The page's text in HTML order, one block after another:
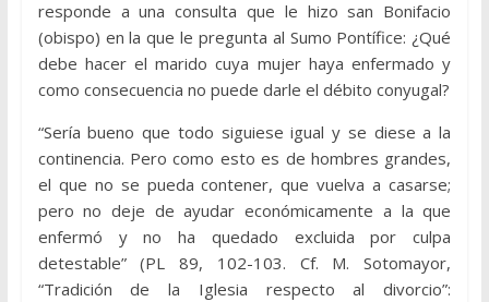
responde a una consulta que le hizo san Bonifacio
(obispo) en la que le pregunta al Sumo Pontífice: ¿Qué
debe hacer el marido cuya mujer haya enfermado y
como consecuencia no puede darle el débito conyugal?
“Sería bueno que todo siguiese igual y se diese a la
continencia. Pero como esto es de hombres grandes,
el que no se pueda contener, que vuelva a casarse;
pero no deje de ayudar económicamente a la que
enfermó y no ha quedado excluida por culpa
detestable” (PL 89, 102-103. Cf. M. Sotomayor,
“Tradición de la Iglesia respecto al divorcio”: